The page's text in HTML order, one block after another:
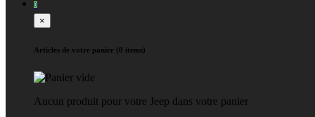
0
×
Articles de votre panier (0 items)
Aucun produit pour votre Jeep dans votre panier